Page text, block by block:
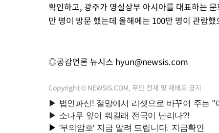
확인하고, 광주가 명실상부 아시아를 대표하는
만 명이 방문 했는데 올해에는 100만 명이 관람
◎공감언론 뉴시스 hyun@newsis.com
Copyright © NEWSIS.COM, 무단 전재 및 재배포 금지